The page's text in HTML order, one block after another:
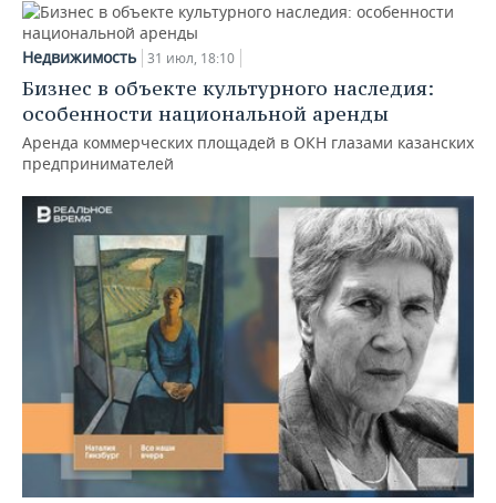
Недвижимость 31 июл, 18:10
Бизнес в объекте культурного наследия:
особенности национальной аренды
Аренда коммерческих площадей в ОКН глазами казанских
предпринимателей